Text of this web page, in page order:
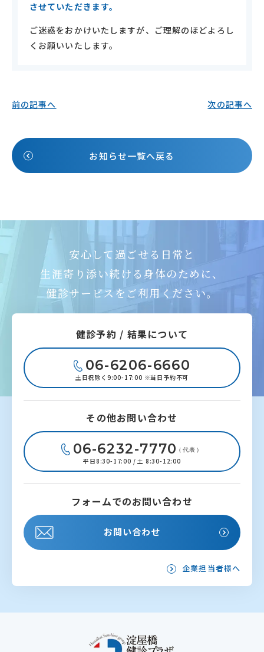
させていただきます。
ご迷惑をおかけいたしますが、ご理解のほどよろし
くお願いいたします。
前の記事へ 次の記事へ
お知らせ一覧へ戻る
安心して過ごせる日常と
生涯寄り添い続ける身体のために、
健診サービスをご利用ください。
健診予約 / 結果について
06-6206-6660
土日祝除く9:00-17:00 ※当日予約不可
その他お問い合わせ
06-6232-7770（代表）
平日8:30-17:00 / 土 8:30-12:00
フォームでのお問い合わせ
お問い合わせ
企業担当者様へ